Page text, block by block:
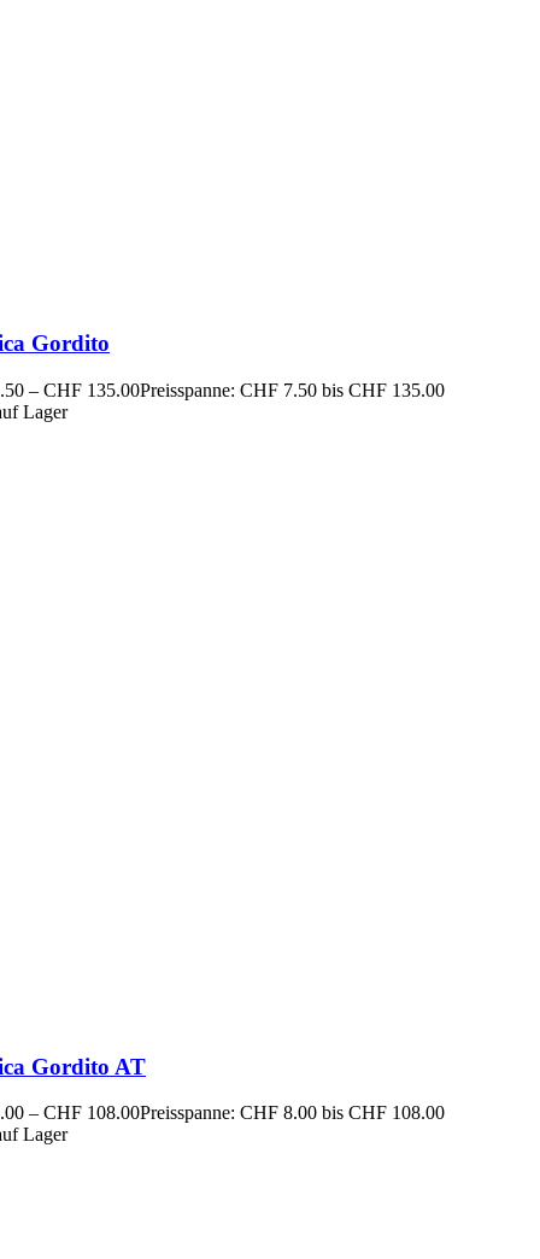
Gordito
– CHF 135.00Preisspanne: CHF 7.50 bis CHF 135.00
Lager
Gordito AT
– CHF 108.00Preisspanne: CHF 8.00 bis CHF 108.00
Lager